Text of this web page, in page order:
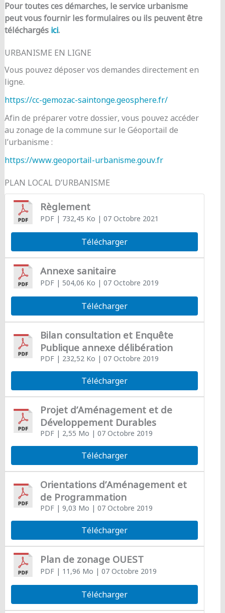
Pour toutes ces démarches, le service urbanisme
peut vous fournir les formulaires ou ils peuvent être
téléchargés ici.
URBANISME EN LIGNE
Vous pouvez déposer vos demandes directement en
ligne.
https://cc-gemozac-saintonge.geosphere.fr/
Afin de préparer votre dossier, vous pouvez accéder
au zonage de la commune sur le Géoportail de
l’urbanisme :
https://www.geoportail-urbanisme.gouv.fr
PLAN LOCAL D’URBANISME
Règlement
PDF| 732,45 Ko | 07 Octobre 2021
Télécharger
Annexe sanitaire
PDF| 504,06 Ko | 07 Octobre 2019
Télécharger
Bilan consultation et Enquête
Publique annexe délibération
PDF| 232,52 Ko | 07 Octobre 2019
Télécharger
Projet d’Aménagement et de
Développement Durables
PDF| 2,55 Mo | 07 Octobre 2019
Télécharger
Orientations d’Aménagement et
de Programmation
PDF| 9,03 Mo | 07 Octobre 2019
Télécharger
Plan de zonage OUEST
PDF| 11,96 Mo | 07 Octobre 2019
Télécharger